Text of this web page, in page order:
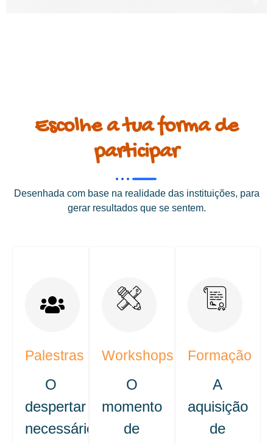
Escolhe a tua forma de
participar
Desenhada com base na realidade das instituições, para
gerar resultados que se sentem.
Palestras
O
despertar
necessário
Workshops
O
momento
de
Formação
A
aquisição
de